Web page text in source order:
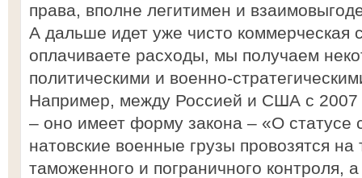
права, вполне легитимен и
А дальше идет уже чисто коммерческая
оплачиваете расходы, мы получаем
политическими и военно-
Например, между Россией и США с 2007
– оно имеет форму закона – «О статусе
натовские военные грузы провозятся
таможенного и пограничного